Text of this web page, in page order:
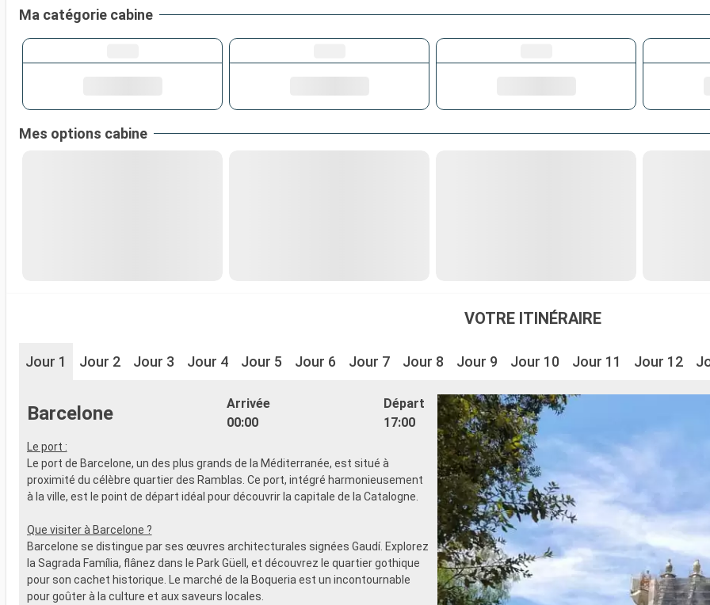
Ma catégorie cabine
Mes options cabine
VOTRE ITINÉRAIRE
Jour 1 Jour 2 Jour 3 Jour 4 Jour 5 Jour 6 Jour 7 Jour 8 Jour 9 Jour 10 Jour 11 Jour 12
Barcelone
Arrivée
00:00
Départ
17:00
Le port :
Le port de Barcelone, un des plus grands de la Méditerranée, est situé à
proximité du célèbre quartier des Ramblas. Ce port, intégré harmonieusement
à la ville, est le point de départ idéal pour découvrir la capitale de la Catalogne.
Que visiter à Barcelone ?
Barcelone se distingue par ses œuvres architecturales signées Gaudí. Explorez
la Sagrada Família, flânez dans le Park Güell, et découvrez le quartier gothique
pour son cachet historique. Le marché de la Boqueria est un incontournable
pour goûter à la culture et aux saveurs locales.